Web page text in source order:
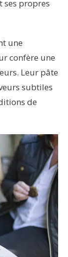
ses propres
une
confère une
Leur pâte
subtiles
de